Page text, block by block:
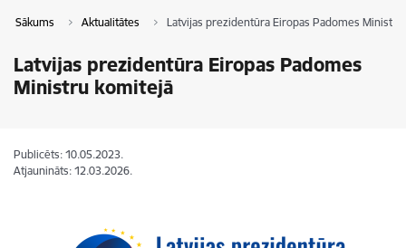
Sākums Aktualitātes Latvijas prezidentūra Eiropas Padomes
Latvijas prezidentūra Eiropas Padomes
Ministru komitejā
Publicēts: 10.05.2023.
Atjaunināts: 12.03.2026.